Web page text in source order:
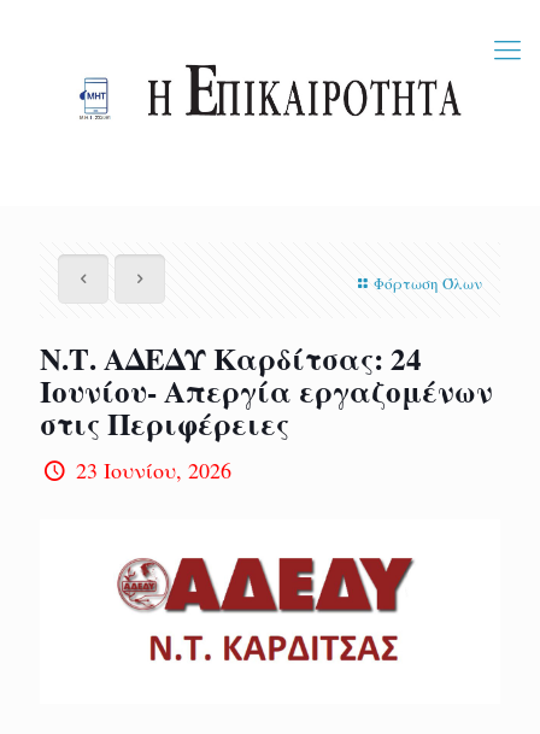
Φόρτωση Όλων
Ν.Τ. ΑΔΕΔΥ Καρδίτσας: 24
Ιουνίου- Απεργία εργαζομένων
στις Περιφέρειες
23 Ιουνίου, 2026